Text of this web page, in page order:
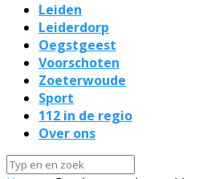
Leiden
Leiderdorp
Oegstgeest
Voorschoten
Zoeterwoude
Sport
112 in de regio
Over ons